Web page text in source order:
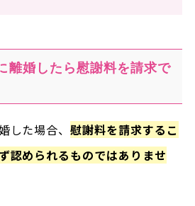
離婚したら慰謝料を請求で
した場合、慰謝料を請求するこ
認められるものではありませ